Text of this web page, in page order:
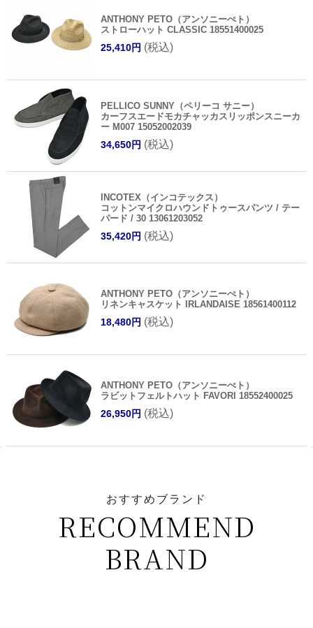
ANTHONY PETO（アンソニーぺト）
ストローハット CLASSIC 18551400025
25,410円 (税込)
PELLICO SUNNY（ペリーコ サニー）
カーフスエードモカチャッカスリッポンスニーカ
ー M007 15052002039
34,650円 (税込)
INCOTEX（インコテックス）
コットンマイクロハウンドトゥースパンツ / テー
パード / 30 13061203052
35,420円 (税込)
ANTHONY PETO（アンソニーぺト）
リネンキャスケット IRLANDAISE 18561400112
18,480円 (税込)
ANTHONY PETO（アンソニーぺト）
ラビットフェルトハット FAVORI 18552400025
26,950円 (税込)
おすすめブランド
RECOMMEND
BRAND